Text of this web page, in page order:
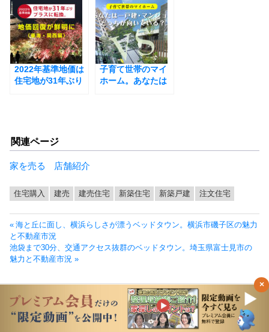
×
と不動産市況
は？￼
2022年基準地価は
住宅地が31年ぶり
子育て世帯のマイ
ホーム。あなたは
関連ページ
家を売る 店舗紹介
住宅購入 建売 建売住宅 新築住宅 新築戸建 注文住宅
投
稿
ナ
ビ
ョ
ン
前
の
投
稿:
海と丘に面し、横浜らしさが漂うベッドタウン。横浜市磯子区の魅力
と不動産市況
次
の
池袋まで30分、交通アクセス抜群のベッドタウン。埼玉県富士見市の
魅力と不動産市況
コラム内検索